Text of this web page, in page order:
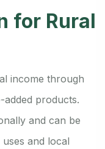
for Rural
income through
products.
and can be
and local